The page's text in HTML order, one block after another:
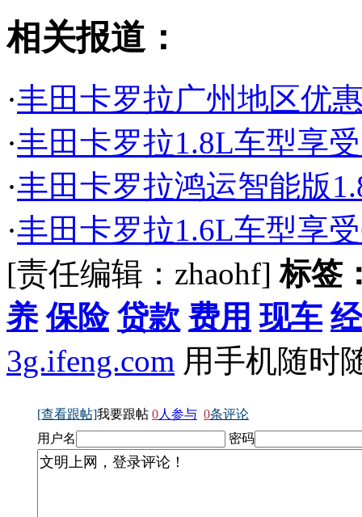
相关报道：
·丰田卡罗拉广州地区优
·丰田卡罗拉1.8L车型享
·丰田卡罗拉鸿运智能版
·丰田卡罗拉1.6L车型享
[责任编辑：zhaohf]标签
养 保险 贷款 费用 现车
3g.ifeng.com 用手机随时
[查看跟帖]我要跟帖 0人参与 0条评论
用户名
密码